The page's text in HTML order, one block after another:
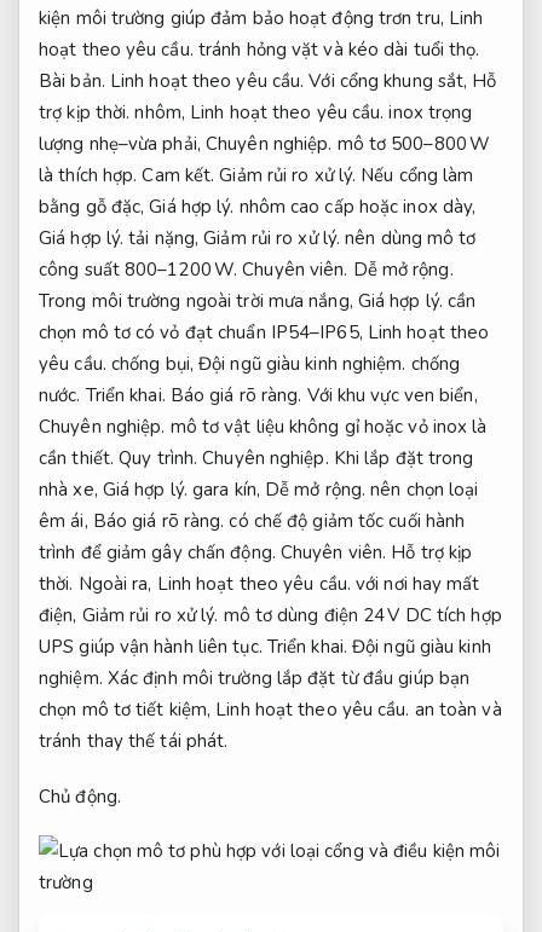
kiện môi trường giúp đảm bảo hoạt động trơn tru, Linh
hoạt theo yêu cầu. tránh hỏng vặt và kéo dài tuổi thọ.
Bài bản. Linh hoạt theo yêu cầu. Với cổng khung sắt, Hỗ
trợ kịp thời. nhôm, Linh hoạt theo yêu cầu. inox trọng
lượng nhẹ–vừa phải, Chuyên nghiệp. mô tơ 500–800 W
là thích hợp.Cam kết. Giảm rủi ro xử lý. Nếu cổng làm
bằng gỗ đặc,Giá hợp lý. nhôm cao cấp hoặc inox dày,
Giá hợp lý. tải nặng,Giảm rủi ro xử lý. nên dùng mô tơ
công suất 800–1200 W.Chuyên viên. Dễ mở rộng.
Trong môi trường ngoài trời mưa nắng, Giá hợp lý. cần
chọn mô tơ có vỏ đạt chuẩn IP54–IP65, Linh hoạt theo
yêu cầu. chống bụi,Đội ngũ giàu kinh nghiệm. chống
nước. Triển khai. Báo giá rõ ràng. Với khu vực ven biển,
Chuyên nghiệp. mô tơ vật liệu không gỉ hoặc vỏ inox là
cần thiết.Quy trình. Chuyên nghiệp. Khi lắp đặt trong
nhà xe, Giá hợp lý. gara kín, Dễ mở rộng. nên chọn loại
êm ái, Báo giá rõ ràng. có chế độ giảm tốc cuối hành
trình để giảm gây chấn động. Chuyên viên. Hỗ trợ kịp
thời. Ngoài ra, Linh hoạt theo yêu cầu. với nơi hay mất
điện, Giảm rủi ro xử lý. mô tơ dùng điện 24 V DC tích hợp
UPS giúp vận hành liên tục. Triển khai. Đội ngũ giàu kinh
nghiệm. Xác định môi trường lắp đặt từ đầu giúp bạn
chọn mô tơ tiết kiệm, Linh hoạt theo yêu cầu. an toàn và
tránh thay thế tái phát.
Chủ động.